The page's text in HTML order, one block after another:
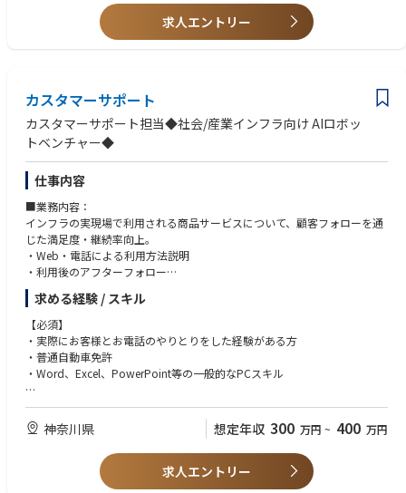
‐ 督促レポート（エクスペダイティング・レポート）を作成し、各エン
‐ プロジェクト全体のスケジュールを遵守するため、プロジェクト文書
を迅速に配布する。
‐ 文書管理業務において高い生産性を維持する。
‐ マイルストーン、支払い、またはペナルティ（遅延損害金等）に関連
する文書を最優先に処理する。
4. リーダーシップの発揮：
ーダーシップを発揮し、KOB（神戸）の文書管理手順を確実に実行する。
求人エントリー
カスタマーサポート
カスタマーサポート担当◆社会/産業インフラ向け AIロボッ
トベンチャー◆
仕事内容
■業務内容：
インフラの実現場で利用される商品サービスについて、顧客フォローを通
じた満足度・継続率向上。
・Web・電話による利用方法説明
・利用後のアフターフォロー
・継続率向上に向けたヒアリング等
※顧客へのヒアリングや導入支援説明等、顧客と会話する業務も
あります
■当社特徴：
ロボット×テクノロジーで社会課題の解決に挑むスタートアップです。
社会産業インフラ向けのロボット技術に加え、AI・XRシステム、
使えるソリューションを提供。
また、次の業界デファクトソリューションに向けた大手企業との共同開発
等が多いのも特徴です。
先端開発領域では、3Dデータ双方連動の自律走行ロボット・遠隔施工ロボ
ットを強みとしており、
求める経験 / スキル
【必須】
・実際にお客様とお電話のやりとりをした経験がある方
・普通自動車免許
・Word、Excel、PowerPoint等の一般的なPCスキル
【歓迎】
・IoT機器等の監視業務の経験がある方
・複合機・通信器機等ネットワーク関連業務の経験がある方
・コールセンターやカスタマーセンターの経験がある方
・営業や接客の経験を活かしたい方
神奈川県 想定年収 300 万円 ~ 400 万円
求人エントリー